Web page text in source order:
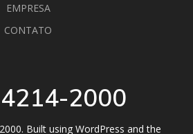
EMPRESA
CONTATO
2000
Built using WordPress and the